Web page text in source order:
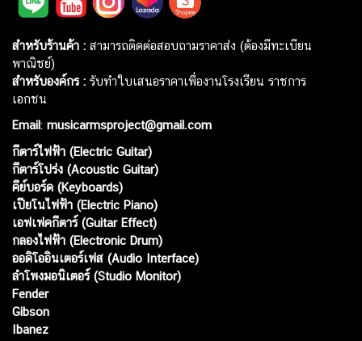
สำหรับร้านค้า : สามารถติดต่อสอบถามราคาส่ง (ต้องมีทะเบียน
พาณิชย์)
สำหรับองค์กร : รับทำใบเสนอราคาเพื่องานโรงเรียน ราชการ
เอกชน
Email: musicarmsproject@gmail.com
กีตาร์ไฟฟ้า (Electric Guitar)
กีตาร์โปร่ง (Acoustic Guitar)
คีย์บอร์ด (Keyboards)
เปียโนไฟฟ้า (Electric Piano)
เอฟเฟคกีตาร์ (Guitar Effect)
กลองไฟฟ้า (Electronic Drum)
ออดิโออินเตอร์เฟส (Audio Interface)
ลำโพงมอนิเตอร์ (Studio Monitor)
Fender
Gibson
Ibanez